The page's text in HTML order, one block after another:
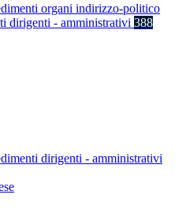
organi indirizzo-politico
dirigenti - amministrativi 388
dirigenti - amministrativi